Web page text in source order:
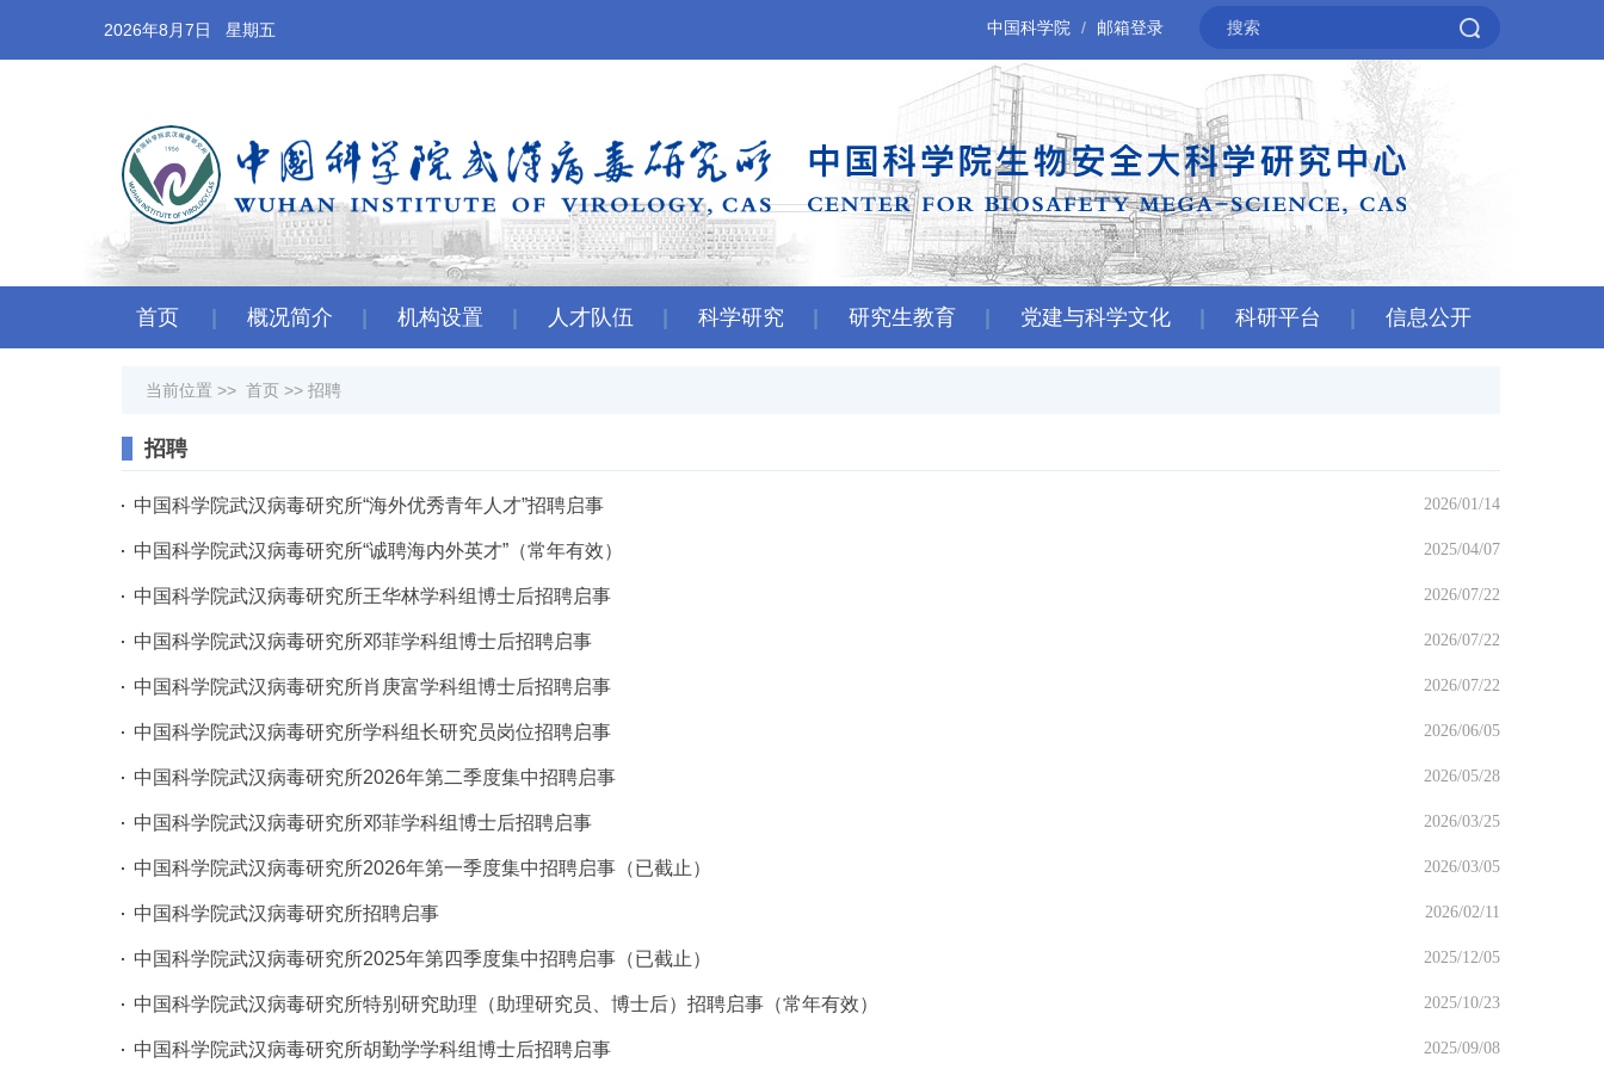
2026年8月7日 星期五 中国科学院 邮箱登录
首页 概况简介 机构设置 人才队伍 科学研究 研究生教育 党建与科学文化 科研平台 信息公开
当前位置 >> 首页 >> 招聘
招聘
中国科学院武汉病毒研究所“海外优秀青年人才”招聘启事 2026/01/14
中国科学院武汉病毒研究所“诚聘海内外英才”（常年有效） 2025/04/07
中国科学院武汉病毒研究所王华林学科组博士后招聘启事 2026/07/22
中国科学院武汉病毒研究所邓菲学科组博士后招聘启事 2026/07/22
中国科学院武汉病毒研究所肖庚富学科组博士后招聘启事 2026/07/22
中国科学院武汉病毒研究所学科组长研究员岗位招聘启事 2026/06/05
中国科学院武汉病毒研究所2026年第二季度集中招聘启事 2026/05/28
中国科学院武汉病毒研究所邓菲学科组博士后招聘启事 2026/03/25
中国科学院武汉病毒研究所2026年第一季度集中招聘启事（已截止） 2026/03/05
中国科学院武汉病毒研究所招聘启事 2026/02/11
中国科学院武汉病毒研究所2025年第四季度集中招聘启事（已截止） 2025/12/05
中国科学院武汉病毒研究所特别研究助理（助理研究员、博士后）招聘启事（常年有效） 2025/10/23
中国科学院武汉病毒研究所胡勤学学科组博士后招聘启事 2025/09/08